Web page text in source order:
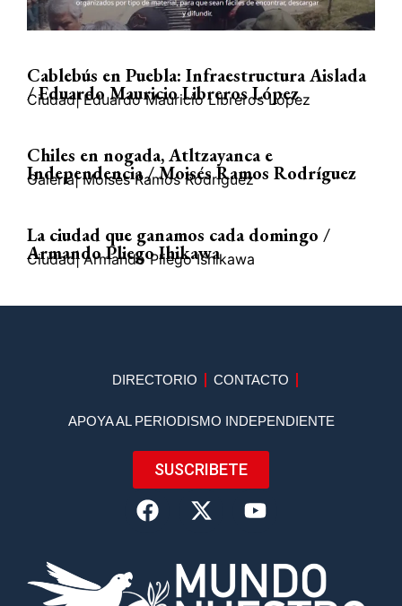
Cablebús en Puebla: Infraestructura Aislada
/ Eduardo Mauricio Libreros López
Ciudad| Eduardo Mauricio Libreros López
Chiles en nogada, Atltzayanca e
Independencia / Moisés Ramos Rodríguez
Galería| Moisés Ramos Rodríguez
La ciudad que ganamos cada domingo /
Armando Pliego Ihikawa
Ciudad| Armando Pliego Ishikawa
DIRECTORIO CONTACTO
APOYA AL PERIODISMO INDEPENDIENTE
SUSCRIBETE